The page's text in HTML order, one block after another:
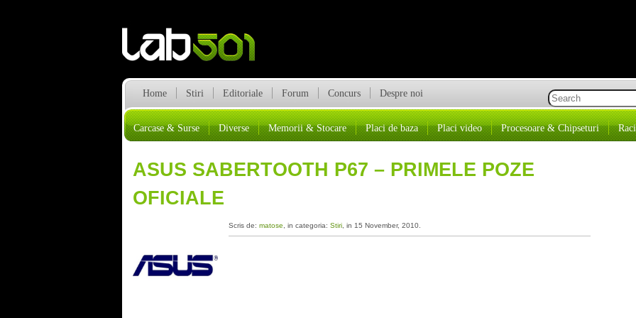
Home Stiri Editoriale Forum Concurs Despre noi
Carcase & Surse Diverse Memorii & Stocare Placi de baza Placi video Procesoare & Chipseturi
ASUS SABERTOOTH P67 – PRIMELE POZE
OFICIALE
Scris de: matose , in categoria: Stiri, in 15 November, 2010.